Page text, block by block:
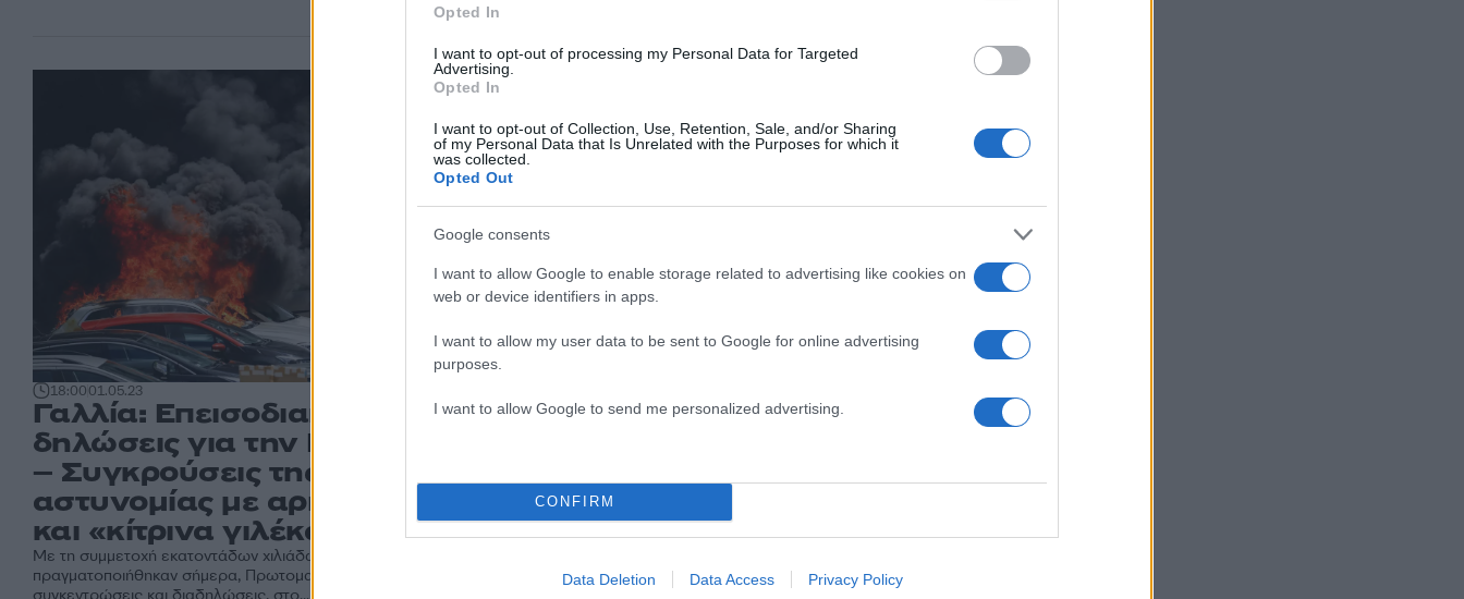
Opted In
I want to opt-out of processing my Personal Data for Targeted
Advertising.
Opted In
I want to opt-out of Collection, Use, Retention, Sale, and/or Sharing
of my Personal Data that Is Unrelated with the Purposes for which it
was collected.
Opted Out
Google consents
I want to allow Google to enable storage related to advertising like cookies on
web or device identifiers in apps.
I want to allow my user data to be sent to Google for online advertising
purposes.
I want to allow Google to send me personalized advertising.
CONFIRM
Data Deletion Data Access Privacy Policy
18:0001.05.23
Γαλλία: Επεισοδιακές
δηλώσεις για την Πρωτομαγιά
– Συγκρούσεις της
αστυνομίας με αριστεριστές
και «κίτρινα γιλέκα»
Με τη συμμετοχή εκατοντάδων χιλιάδων ανθρώπων
πραγματοποιήθηκαν σήμερα, Πρωτομαγιά, στη Γαλλία
Νίκος Ανδρουλάκης: Στις
απόφαση αλλαγής
Στην πορεία για την Πρωτομαγιά βρέθηκε ο πρόεδρος του
ΠΑΣΟΚ - Κινήματος Αλλαγής, Νίκος Ανδρουλάκης, ο οποίος
έστειλε το δικό του μήνυμα...